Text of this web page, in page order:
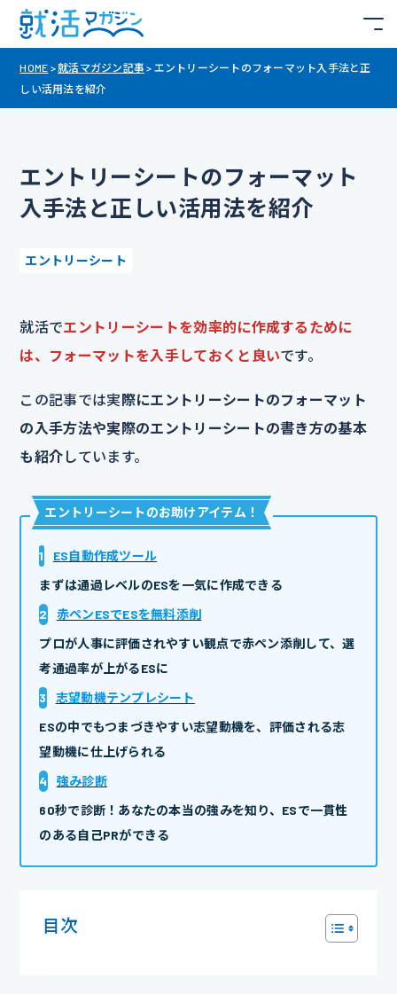
HOME >就活マガジン記事 > エントリーシートのフォーマット入手法と正
しい活用法を紹介
エントリーシートのフォーマット
入手法と正しい活用法を紹介
エントリーシート
就活でエントリーシートを効率的に作成するために
は、フォーマットを入手しておくと良いです。
この記事では実際にエントリーシートのフォーマット
の入手方法や実際のエントリーシートの書き方の基本
も紹介 しています。
エントリーシートのお助けアイテム ！
1
ES自動作成ツール
まずは通過レベルのESを一気に作成できる
2
赤ペンESでESを無料添削
プロが人事に評価されやすい観点で赤ペン添削して、選
考通過率が上がるESに
3
志望動機テンプレシート
ESの中でもつまづきやすい志望動機を、評価される志
望動機に仕上げられる
4
強み診断
60秒で診断！あなたの本当の強みを知り、ESで一貫性
のある自己PRができる
目次